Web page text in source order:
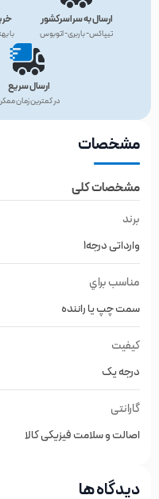
ارسال به سراسرکشور
تیپاکس- باربری- اتوبوس با
ارسال سریع
در کمترین زمان
مشخصات
مشخصات کلی
برند
وارداتی درجه1
مناسب براي
سمت چپ یا راننده
کیفیت
درجه یک
گارانتی
اصالت و سلامت فیزیکی کالا
دیدگاه ها